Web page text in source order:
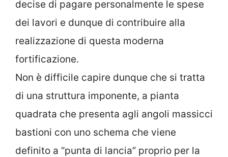
decise di pagare personalmente le spese
dei lavori e dunque di contribuire alla
realizzazione di questa moderna
fortificazione.
Non è difficile capire dunque che si tratta
di una struttura imponente, a pianta
quadrata che presenta agli angoli massicci
bastioni con uno schema che viene
definito a “punta di lancia” proprio per la